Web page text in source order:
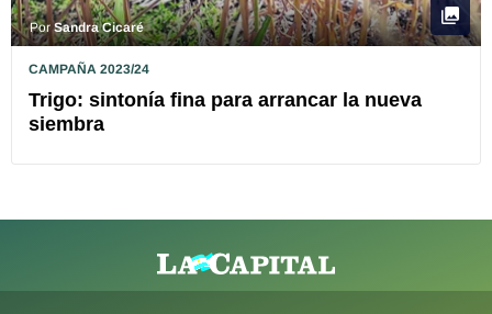
PorSandra Cicaré
CAMPAÑA 2023/24
Trigo: sintonía fina para arrancar la nueva
siembra